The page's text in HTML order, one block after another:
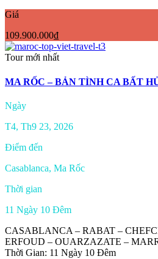
Giá
109.900.000₫
Tour mới nhất
MA RỐC – BẢN TÌNH CA BẤT
Ngày
T4, Th9 23, 2026
Điểm đến
Casablanca, Ma Rốc
Thời gian
11 Ngày 10 Đêm
CASABLANCA – RABAT –
ERFOUD – OUARZAZATE –
Thời Gian: 11 Ngày 10 Đêm